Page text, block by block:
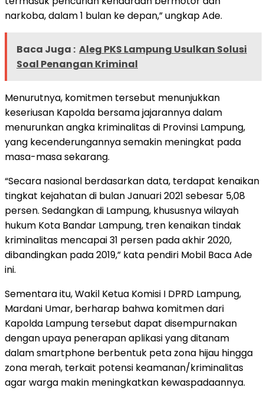
narkoba, dalam 1 bulan ke depan,” ungkap Ade.
Baca Juga : Aleg PKS Lampung Usulkan Solusi
Soal Penangan Kriminal
Menurutnya, komitmen tersebut menunjukkan
keseriusan Kapolda bersama jajarannya dalam
menurunkan angka kriminalitas di Provinsi Lampung,
yang kecenderungannya semakin meningkat pada
masa-masa sekarang.
“Secara nasional berdasarkan data, terdapat kenaikan
tingkat kejahatan di bulan Januari 2021 sebesar 5,08
persen. Sedangkan di Lampung, khususnya wilayah
hukum Kota Bandar Lampung, tren kenaikan tindak
kriminalitas mencapai 31 persen pada akhir 2020,
dibandingkan pada 2019,” kata pendiri Mobil Baca Ade
ini.
Sementara itu, Wakil Ketua Komisi I DPRD Lampung,
Mardani Umar, berharap bahwa komitmen dari
Kapolda Lampung tersebut dapat disempurnakan
dengan upaya penerapan aplikasi yang ditanam
dalam smartphone berbentuk peta zona hijau hingga
zona merah, terkait potensi keamanan/kriminalitas
agar warga makin meningkatkan kewaspadaannya.